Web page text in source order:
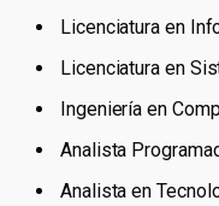
Licenciatura en
Licenciatura en
Ingeniería en
Analista
Analista en